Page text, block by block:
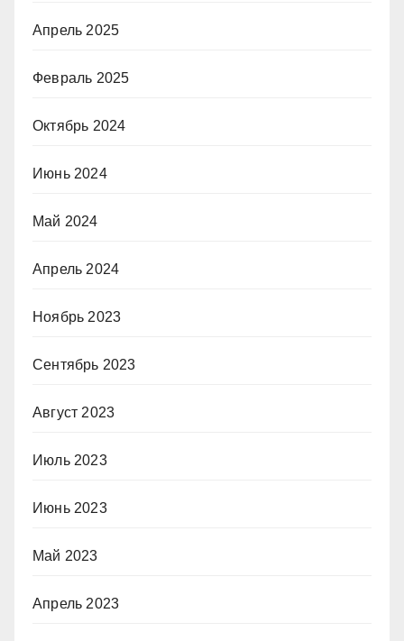
Апрель 2025
Февраль 2025
Октябрь 2024
Июнь 2024
Май 2024
Апрель 2024
Ноябрь 2023
Сентябрь 2023
Август 2023
Июль 2023
Июнь 2023
Май 2023
Апрель 2023